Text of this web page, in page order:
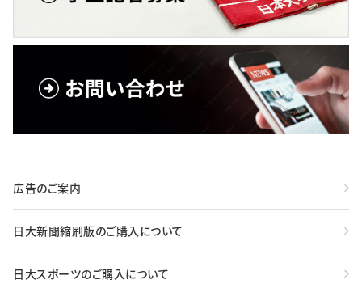
広告のご案内
日大新聞縮刷版のご購入について
日大スポーツのご購入について